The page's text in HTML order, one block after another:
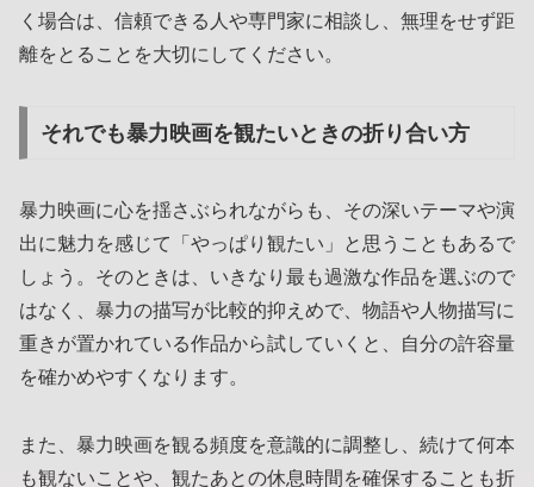
く場合は、信頼できる人や専門家に相談し、無理をせず距
離をとることを大切にしてください。
それでも暴力映画を観たいときの折り合い方
暴力映画に心を揺さぶられながらも、その深いテーマや演
出に魅力を感じて「やっぱり観たい」と思うこともあるで
しょう。そのときは、いきなり最も過激な作品を選ぶので
はなく、暴力の描写が比較的抑えめで、物語や人物描写に
重きが置かれている作品から試していくと、自分の許容量
を確かめやすくなります。
また、暴力映画を観る頻度を意識的に調整し、続けて何本
も観ないことや、観たあとの休息時間を確保することも折